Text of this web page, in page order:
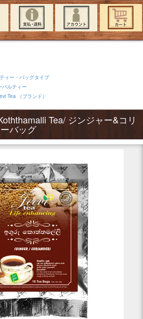
ティー・バッグタイプ
バルティー
Tea （ブランド）
Tea/ ジンジャー&コリ
バッグ